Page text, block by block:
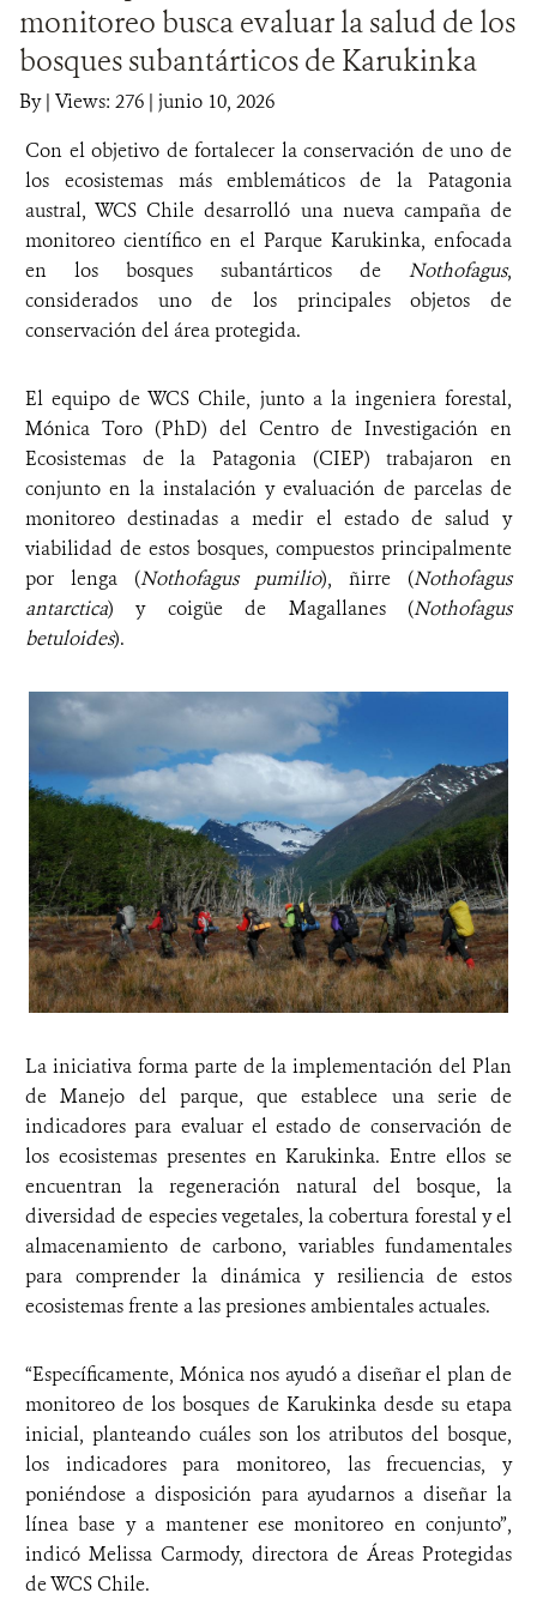
DONA
monitoreo busca evaluar la salud de los
bosques subantárticos de Karukinka
By| Views: 276 | junio 10, 2026
Con el objetivo de fortalecer la conservación de uno de
los ecosistemas más emblemáticos de la Patagonia
austral, WCS Chile desarrolló una nueva campaña de
monitoreo científico en el Parque Karukinka, enfocada
en los bosques subantárticos de Nothofagus,
considerados uno de los principales objetos de
conservación del área protegida.
El equipo de WCS Chile, junto a la ingeniera forestal,
Mónica Toro (PhD) del Centro de Investigación en
Ecosistemas de la Patagonia (CIEP) trabajaron en
conjunto en la instalación y evaluación de parcelas de
monitoreo destinadas a medir el estado de salud y
viabilidad de estos bosques, compuestos principalmente
por lenga (Nothofagus pumilio), ñirre (Nothofagus
antarctica) y coigüe de Magallanes (Nothofagus
betuloides).
La iniciativa forma parte de la implementación del Plan
de Manejo del parque, que establece una serie de
indicadores para evaluar el estado de conservación de
los ecosistemas presentes en Karukinka. Entre ellos se
encuentran la regeneración natural del bosque, la
diversidad de especies vegetales, la cobertura forestal y el
almacenamiento de carbono, variables fundamentales
para comprender la dinámica y resiliencia de estos
ecosistemas frente a las presiones ambientales actuales.
“Específicamente, Mónica nos ayudó a diseñar el plan de
monitoreo de los bosques de Karukinka desde su etapa
inicial, planteando cuáles son los atributos del bosque,
los indicadores para monitoreo, las frecuencias, y
poniéndose a disposición para ayudarnos a diseñar la
línea base y a mantener ese monitoreo en conjunto”,
indicó Melissa Carmody, directora de Áreas Protegidas
de WCS Chile.